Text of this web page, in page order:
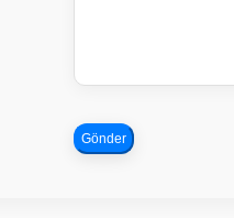
Gönder